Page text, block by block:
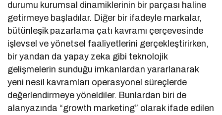
durumu kurumsal dinamiklerinin bir parçası haline
getirmeye başladılar. Diğer bir ifadeyle markalar,
bütünleşik pazarlama çatı kavramı çerçevesinde
işlevsel ve yönetsel faaliyetlerini gerçekleştirirken,
bir yandan da yapay zeka gibi teknolojik
gelişmelerin sunduğu imkanlardan yararlanarak
yeni nesil kavramları operasyonel süreçlerde
değerlendirmeye yöneldiler. Bunlardan biri de
alanyazında “growth marketing” olarak ifade edilen